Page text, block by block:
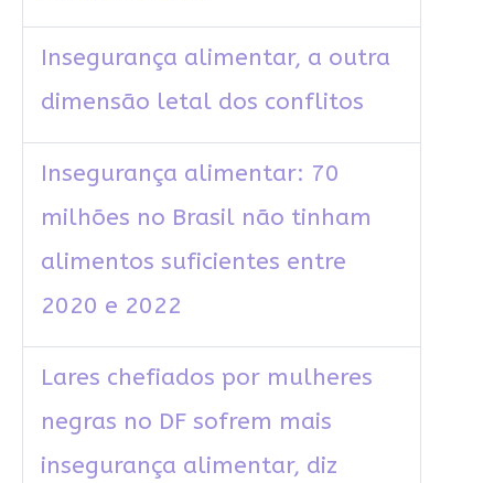
Insegurança alimentar, a outra
dimensão letal dos conflitos
Insegurança alimentar: 70
milhões no Brasil não tinham
alimentos suficientes entre
2020 e 2022
Lares chefiados por mulheres
negras no DF sofrem mais
insegurança alimentar, diz